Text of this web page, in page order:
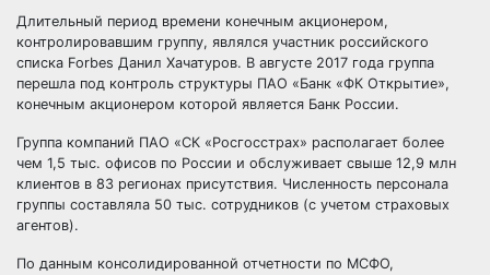
Длительный период времени конечным акционером,
контролировавшим группу, являлся участник российского
списка Forbes Данил Хачатуров. В августе 2017 года группа
перешла под контроль структуры ПАО «Банк «ФК Открытие»,
конечным акционером которой является Банк России.
Группа компаний ПАО «СК «Росгосстрах» располагает более
чем 1,5 тыс. офисов по России и обслуживает свыше 12,9 млн
клиентов в 83 регионах присутствия. Численность персонала
группы составляла 50 тыс. сотрудников (с учетом страховых
агентов).
По данным консолидированной отчетности по МСФО,